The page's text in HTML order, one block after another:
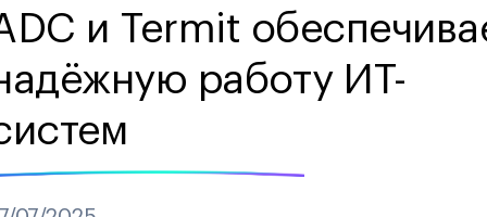
и Termit
работу ИТ-